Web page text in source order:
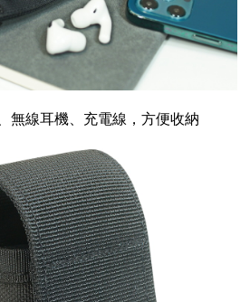
無線耳機、充電線，方便收納